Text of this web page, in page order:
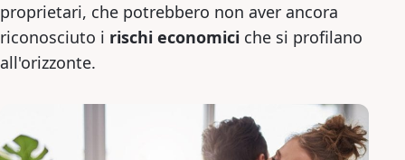
proprietari, che potrebbero non aver ancora
riconosciuto i rischi economici che si profilano
all'orizzonte.